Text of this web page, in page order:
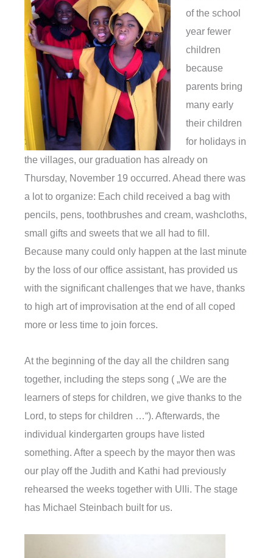
of the school
year fewer
children
because
parents bring
many early
their children
for holidays in
the villages, our graduation has already on
Thursday, November 19 occurred. Ahead there was
a lot to organize: Each child received a bag with
pencils, pens, toothbrushes and cream, washcloths,
small gifts and sweets that we all had to fill.
Because many could only happen at the last minute
by the loss of our office assistant, has provided us
with the significant challenges that we have, thanks
to high art of improvisation at the end of all coped
more or less time to join forces.
At the beginning of the day all the children sang
together, including the steps song ( „We are the
learners of steps for children, we give thanks to the
Lord, to steps for children …“). Afterwards, the
individual kindergarten groups have listed
something. After a speech by the mayor then was
our play off the Judith and Kathi had previously
rehearsed the weeks together with Ulli. The stage
has Michael Steinbach built for us.